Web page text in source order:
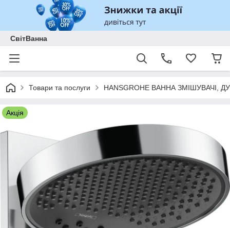
СвітВанна
Товари та послуги HANSGROHE ВАННА ЗМІШУВАЧІ,
Акція